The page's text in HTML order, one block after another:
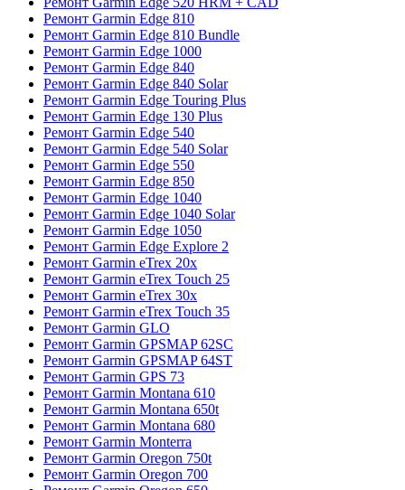
Ремонт Garmin Edge 810
Ремонт Garmin Edge 810 Bundle
Ремонт Garmin Edge 1000
Ремонт Garmin Edge 840
Ремонт Garmin Edge 840 Solar
Ремонт Garmin Edge Touring Plus
Ремонт Garmin Edge 130 Plus
Ремонт Garmin Edge 540
Ремонт Garmin Edge 540 Solar
Ремонт Garmin Edge 550
Ремонт Garmin Edge 850
Ремонт Garmin Edge 1040
Ремонт Garmin Edge 1040 Solar
Ремонт Garmin Edge 1050
Ремонт Garmin Edge Explore 2
Ремонт Garmin eTrex 20x
Ремонт Garmin eTrex Touch 25
Ремонт Garmin eTrex 30x
Ремонт Garmin eTrex Touch 35
Ремонт Garmin GLO
Ремонт Garmin GPSMAP 62SC
Ремонт Garmin GPSMAP 64ST
Ремонт Garmin GPS 73
Ремонт Garmin Montana 610
Ремонт Garmin Montana 650t
Ремонт Garmin Montana 680
Ремонт Garmin Monterra
Ремонт Garmin Oregon 750t
Ремонт Garmin Oregon 700